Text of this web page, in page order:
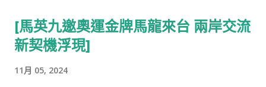
深處的昇華。張洪量的故事，教我們學會在絕望中尋找希望，在
哀悼中找到力量，並在生活的每一天中，用慈愛與感恩來敬畏每
現場並沒有明顯的煞車痕跡，質疑肇事者當時的車速過快。 黃父
哽咽地回憶他的兒子，這個貼心的孩子時常騎腳踏車去幫他買
是致命的一瞬。對於父親而言，失去這位乖巧且溫暖的小孩，無
[馬英九邀奧運金牌馬龍來台 兩岸交流
新契機浮現]
11月 05, 2024